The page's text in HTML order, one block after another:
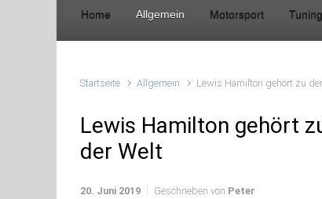
Home Allgemein Motorsport Tuning
Startseite Allgemein Lewis Hamilton gehört zu
Lewis Hamilton gehört
der Welt
20. Juni 2019 Geschrieben von Peter